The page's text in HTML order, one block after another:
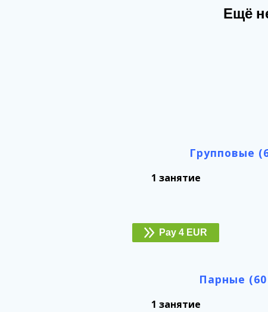
Ещё
Групповые
1 занятие
Pay 4 EUR
Парные
1 занятие